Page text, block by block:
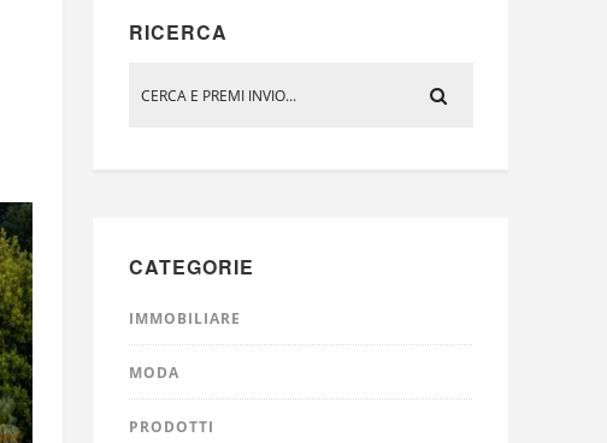
RICERCA
CATEGORIE
IMMOBILIARE
MODA
PRODOTTI